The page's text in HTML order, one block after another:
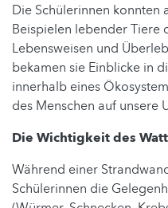
Die Schülerinnen konnten
Beispielen lebender Tiere
Lebensweisen und
bekamen sie Einblicke in
innerhalb eines
des Menschen auf unsere
Die Wichtigkeit des
Während einer
Schülerinnen die